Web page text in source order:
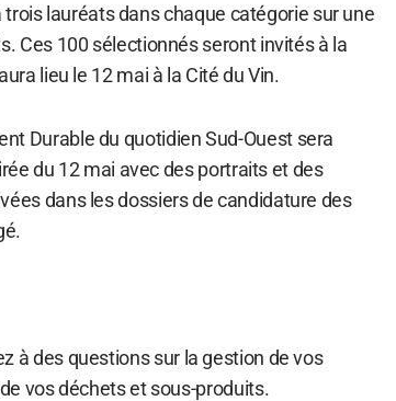
lauréats dans chaque catégorie sur une
Ces 100 sélectionnés seront invités à la
lieu le 12 mai à la Cité du Vin.
Durable du quotidien Sud-Ouest sera
du 12 mai avec des portraits et des
dans les dossiers de candidature des
à des questions sur la gestion de vos
vos déchets et sous-produits.